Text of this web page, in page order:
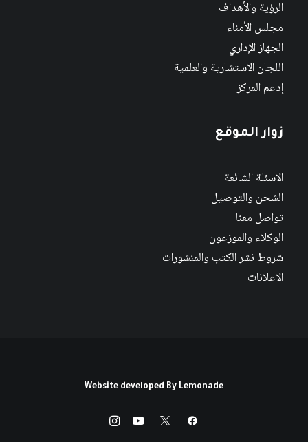
الرؤية والأهداف
مجلس الأمناء
الجهاز الإداري
اللجان الاستشارية والعلمية
إدعم المركز
زوار الموقع
الاسئلة الشائعة
الشحن والتوصيل
تواصل معنا
الوكلاء والموزعون
شروط نشر الكتب والمنشورات
الاعلانات
Website developed By Lemonade